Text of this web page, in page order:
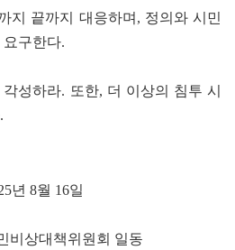
지 끝까지 대응하며, 정의와 시민
구한다.
성하라. 또한, 더 이상의 침투 시
년 8월 16일
비상대책위원회 일동